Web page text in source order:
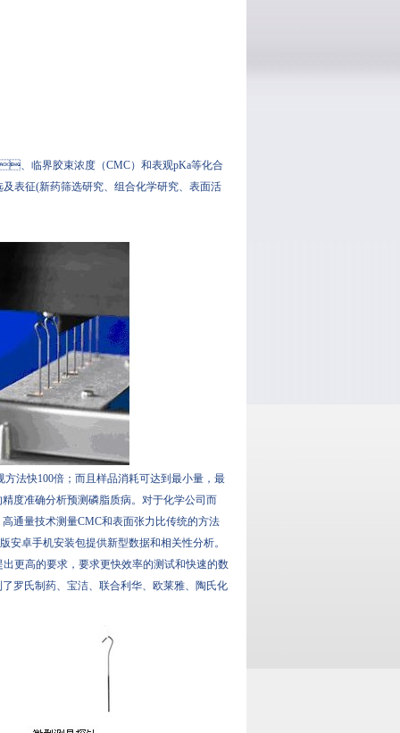
、临界胶束浓度（CMC）和表观pKa等化合
征(新药筛选研究、组合化学研究、表面活
快100倍；而且样品消耗可达到最小量，最
度准确分析预测磷脂质病。对于化学公司而
。高通量技术测量CMC和表面张力比传统的方法
版安卓手机安装包提供新型数据和相关性分析。
高的要求，要求更快效率的测试和快速的数
、宝洁、联合利华、欧莱雅、陶氏化